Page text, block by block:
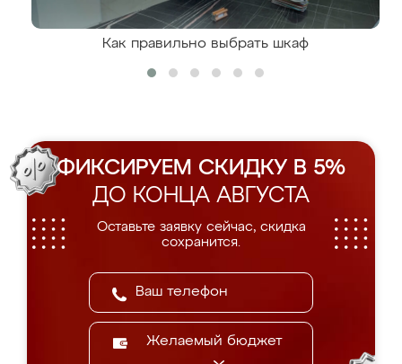
Как правильно выбрать шкаф
ФИКСИРУЕМ СКИДКУ В 5%
ДО КОНЦА АВГУСТА
Оставьте заявку сейчас, скидка
сохранится.
Желаемый бюджет